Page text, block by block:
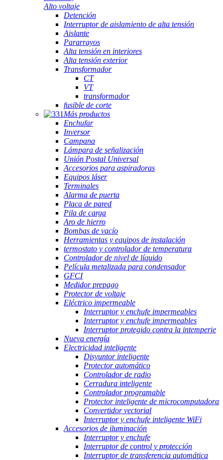
Alto voltaje
Detención
Interruptor de aislamiento de alta tensión
Aislante
Pararrayos
Alta tensión en interiores
Alta tensión exterior
Transformador
CT
VT
transformador
fusible de corte
Más productos
Enchufar
Inversor
Campana
Lámpara de señalización
Unión Postal Universal
Accesorios para aspiradoras
Equipos láser
Terminales
Alarma de puerta
Placa de pared
Pila de carga
Aro de hierro
Bombas de vacío
Herramientas y equipos de instalación
termostato y controlador de temperatura
Controlador de nivel de líquido
Película metalizada para condensador
GFCI
Medidor prepago
Protector de voltaje
Eléctrico impermeable
Interruptor y enchufe impermeables
Interruptor y enchufe impermeables
Interruptor protegido contra la intemperie
Nueva energía
Electricidad inteligente
Disyuntor inteligente
Protector automático
Controlador de radio
Cerradura inteligente
Controlador programable
Protector inteligente de microcomputadora
Convertidor vectorial
Interruptor y enchufe inteligente WiFi
Accesorios de iluminación
Interruptor y enchufe
Interruptor de control y protección
Interruptor de transferencia automática